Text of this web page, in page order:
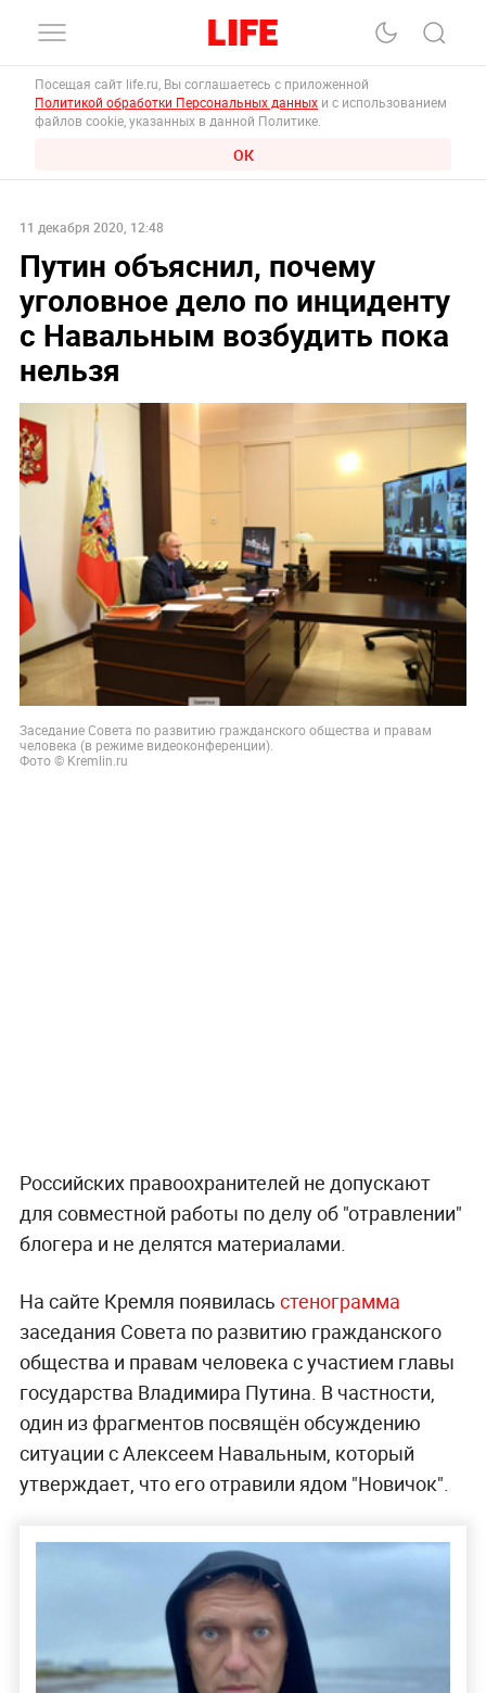
Посещая сайт life.ru, Вы соглашаетесь с приложенной
Политикой обработки Персональных данных и с использованием
файлов cookie, указанных в данной Политике.
ОК
11 декабря 2020, 12:48
Путин объяснил, почему
уголовное дело по инциденту
с Навальным возбудить пока
нельзя
Заседание Совета по развитию гражданского общества и правам
человека (в режиме видеоконференции).
Фото © Kremlin.ru
Российских правоохранителей не допускают
для совместной работы по делу об "отравлении"
блогера и не делятся материалами.
На сайте Кремля появилась стенограмма
заседания Совета по развитию гражданского
общества и правам человека с участием главы
государства Владимира Путина. В частности,
один из фрагментов посвящён обсуждению
ситуации с Алексеем Навальным, который
утверждает, что его отравили ядом "Новичок".